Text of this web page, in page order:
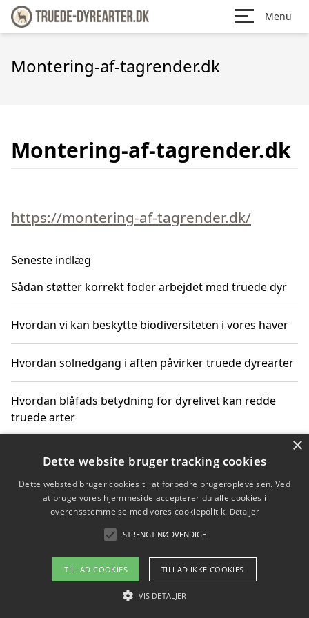
Menu
Montering-af-tagrender.dk
Montering-af-tagrender.dk
https://montering-af-tagrender.dk/
Seneste indlæg
Sådan støtter korrekt foder arbejdet med truede dyr
Hvordan vi kan beskytte biodiversiteten i vores haver
Hvordan solnedgang i aften påvirker truede dyrearter
Hvordan blåfads betydning for dyrelivet kan redde
truede arter
Hvordan kan gaver til unge voksne støtte bevarelsen
Copyright 2026 - Pilanto Aps
Om / kontakt
Blog Betingelser
×
Dette website bruger tracking cookies
Dette websted bruger cookies til at forbedre brugeroplevelsen. Ved
at bruge vores hjemmeside accepterer du alle cookies i
overensstemmelse med vores cookiepolitik. Detaljer
STRENGT NØDVENDIGE
TILLAD COOKIES TILLAD IKKE COOKIES
VIS DETALJER